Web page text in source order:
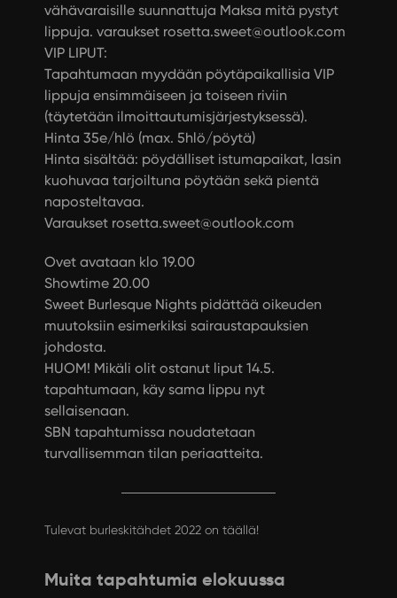
vähävaraisille suunnattuja Maksa mitä pystyt
lippuja. varaukset rosetta.sweet@outlook.com
VIP LIPUT:
Tapahtumaan myydään pöytäpaikallisia VIP
lippuja ensimmäiseen ja toiseen riviin
(täytetään ilmoittautumisjärjestyksessä).
Hinta 35e/hlö (max. 5hlö/pöytä)
Hinta sisältää: pöydälliset istumapaikat, lasin
kuohuvaa tarjoiltuna pöytään sekä pientä
naposteltavaa.
Varaukset rosetta.sweet@outlook.com
Ovet avataan klo 19.00
Showtime 20.00
Sweet Burlesque Nights pidättää oikeuden
muutoksiin esimerkiksi sairaustapauksien
johdosta.
HUOM! Mikäli olit ostanut liput 14.5.
tapahtumaan, käy sama lippu nyt
sellaisenaan.
SBN tapahtumissa noudatetaan
turvallisemman tilan periaatteita.
Tulevat burleskitähdet 2022 on täällä!
Muita tapahtumia elokuussa